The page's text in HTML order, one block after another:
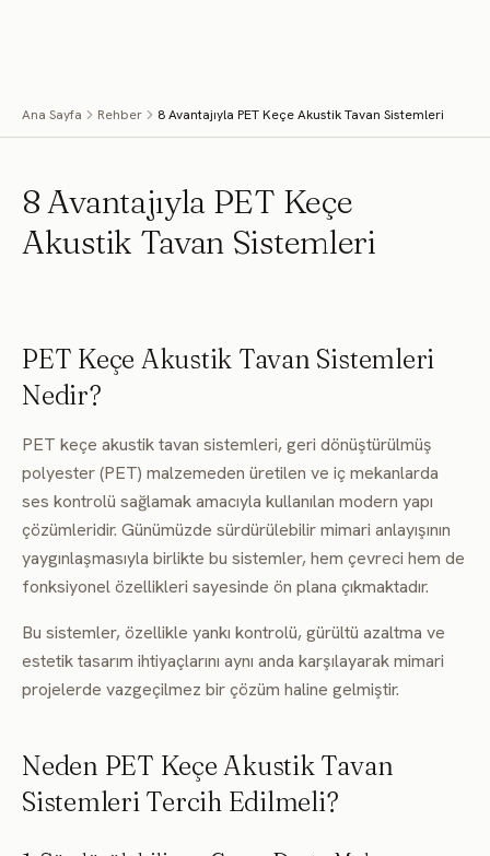
Ana Sayfa Rehber 8 Avantajıyla PET Keçe Akustik Tavan Sistemleri
8 Avantajıyla PET Keçe
Akustik Tavan Sistemleri
PET Keçe Akustik Tavan Sistemleri
Nedir?
PET keçe akustik tavan sistemleri, geri dönüştürülmüş
polyester (PET) malzemeden üretilen ve iç mekanlarda
ses kontrolü sağlamak amacıyla kullanılan modern yapı
çözümleridir. Günümüzde sürdürülebilir mimari anlayışının
yaygınlaşmasıyla birlikte bu sistemler, hem çevreci hem de
fonksiyonel özellikleri sayesinde ön plana çıkmaktadır.
Bu sistemler, özellikle yankı kontrolü, gürültü azaltma ve
estetik tasarım ihtiyaçlarını aynı anda karşılayarak mimari
projelerde vazgeçilmez bir çözüm haline gelmiştir.
Neden PET Keçe Akustik Tavan
Sistemleri Tercih Edilmeli?